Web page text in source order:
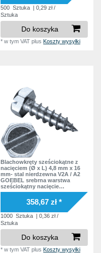
500 Sztuka | 0,29 zł /
Sztuka
Do koszyka
*w tym VAT plusKoszty wysyłki
Blachowkręty sześciokątne z
nacięciem (Ø x L) 4,8 mm x 16
mm- stal nierdzewna V2A / A2
GOEBEL srebrna warstwa
sześciokątny nacięcie
Podkładka bez podkładki
DIN7976 ISO1479 Norma
zakładowa358,67 zł *
1000 Sztuka | 0,36 zł /
Sztuka
Do koszyka
*w tym VAT plusKoszty wysyłki